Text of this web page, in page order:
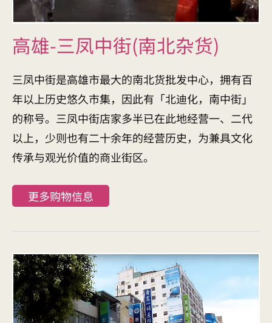
高雄-三凤中街(南北杂货)
三凤中街是高雄市最大的南北货批发中心，拥有百
年以上历史悠久市集，因此有「北迪化，南中街」
的称号。三凤中街店家多半已在此地经营一、二代
以上，少则也有二十余年的经营历史，为兼具文化
传承与观光价值的商业街区。
更多购物信息